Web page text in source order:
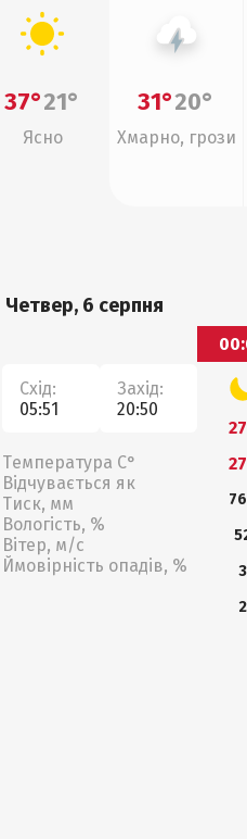
37°21°
Ясно
31°20°
Хмарно, грози
Четвер, 6 серпня
Схід:
05:51
Захід:
20:50
Температура С°
Відчувається як
Тиск, мм
Вологість, %
Вітер, м/с
Ймовірність опадів, %
3
2